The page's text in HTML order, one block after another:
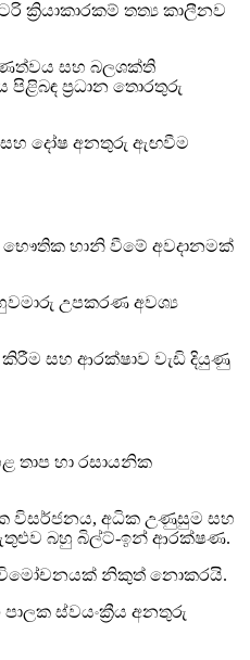
ක්‍රියාකාරකම් තත්‍ය කාලීනව
සහ බලශක්ති
පිළිබඳ ප්‍රධාන තොරතුරු
දෝෂ අනතුරු ඇඟවීම
භෞතික හානි වීමේ අවදානමක්
උපකරණ අවශ්‍ය
කිරීම සහ ආරක්ෂාව වැඩි දියුණු
තාප හා රසායනික
විසර්ජනය, අධික උණුසුම සහ
බහු බිල්ට්-ඉන් ආරක්ෂණ.
විමෝචනයක් නිකුත් නොකරයි.
ස්වයංක්‍රීය අනතුරු